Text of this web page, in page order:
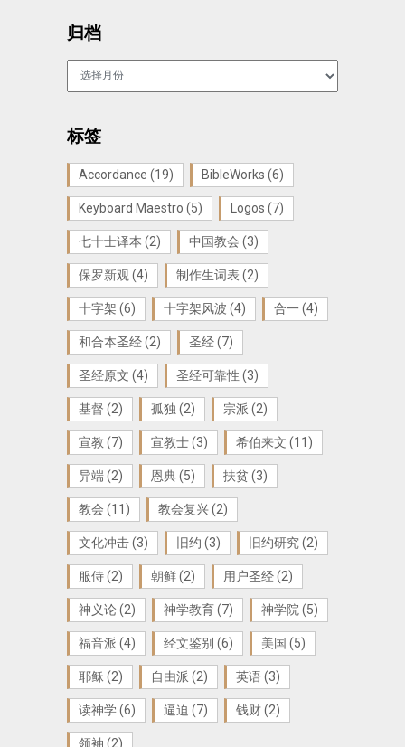
归档
标签
Accordance (19) BibleWorks (6)
Keyboard Maestro (5) Logos (7)
七十士译本 (2) 中国教会 (3)
保罗新观 (4) 制作生词表 (2)
十字架 (6) 十字架风波 (4) 合一(4)
和合本圣经(2) 圣经(7)
圣经原文 (4) 圣经可靠性 (3)
基督 (2) 孤独 (2) 宗派 (2)
宣教 (7) 宣教士(3) 希伯来文 (11)
异端(2) 恩典(5) 扶贫 (3)
教会 (11) 教会复兴(2)
文化冲击(3) 旧约 (3) 旧约研究(2)
服侍(2) 朝鲜(2) 用户圣经(2)
神义论(2) 神学教育(7) 神学院 (5)
福音派 (4) 经文鉴别 (6) 美国 (5)
耶稣 (2) 自由派 (2) 英语(3)
读神学(6) 逼迫 (7) 钱财(2)
领袖 (2)